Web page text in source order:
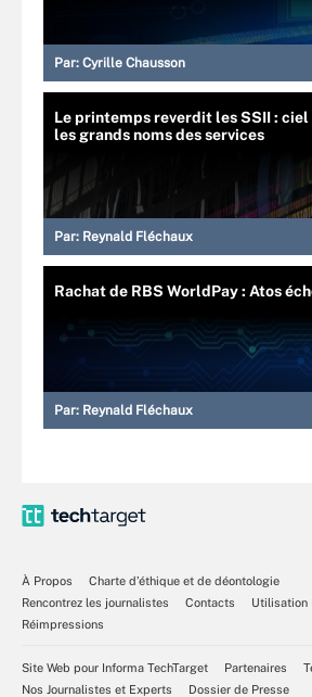
Par: Cyrille Chausson
Le printemps reverdit les SSII :
les grands noms des services
Par: Reynald Fléchaux
Rachat de RBS WorldPay : Atos
Par: Reynald Fléchaux
À Propos
Charte d’éthique et de déontologie
Rencontrez les journalistes
Contacts
Utilisation
Réimpressions
Site Web pour Informa TechTarget Partenaires
Nos Journalistes et Experts
Dossier de Presse